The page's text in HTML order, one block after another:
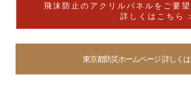
飛沫防止のアクリルパネルをご要
詳しくはこちら
東京都防災ホームページ 詳しく